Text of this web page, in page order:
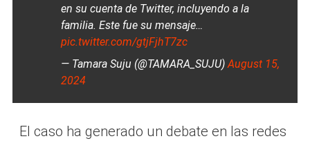
en su cuenta de Twitter, incluyendo a la
familia. Este fue su mensaje…
pic.twitter.com/gtjFjhT7zc
— Tamara Suju (@TAMARA_SUJU)August 15,
2024
El caso ha generado un debate en las redes